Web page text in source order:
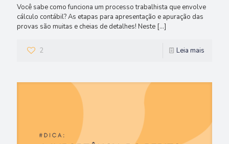
Você sabe como funciona um processo trabalhista que envolve
cálculo contábil? As etapas para apresentação e apuração das
provas são muitas e cheias de detalhes! Neste […]
2 Leia mais